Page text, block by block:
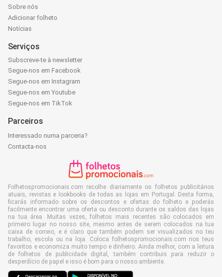
Sobre nós
Adicionar folheto
Notícias
Serviços
Subscreve-te à newsletter
Segue-nos em Facebook
Segue-nos em Instagram
Segue-nos em Youtube
Segue-nos em TikTok
Parceiros
Interessado numa parceria?
Contacta-nos
Folhetospromocionais.com recolhe diariamente os folhetos publicitários
atuais, revistas e lookbooks de todas as lojas em Portugal. Desta forma,
ficarás informado sobre os descontos e ofertas do folheto e poderás
facilmente encontrar uma oferta ou desconto durante os saldos das lojas
na tua área. Muitas vezes, folhetos mais recentes são colocados em
primeiro lugar no nosso site, mesmo antes de serem colocados na tua
caixa de correio, e é claro que também podem ser visualizados no teu
trabalho, escola ou na loja. Coloca folhetospromocionais.com nos teus
favoritos e economiza muito tempo e dinheiro. Ainda melhor, com a leitura
de folhetos de publicidade digital, também contribuis para reduzir o
desperdício de papel e isso é bom para o nosso ambiente.